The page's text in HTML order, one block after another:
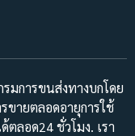
มการขนส่งทางบกโดย
ขายตลอดอายุการใช้
ลอด24 ชั่วโมง. เรา